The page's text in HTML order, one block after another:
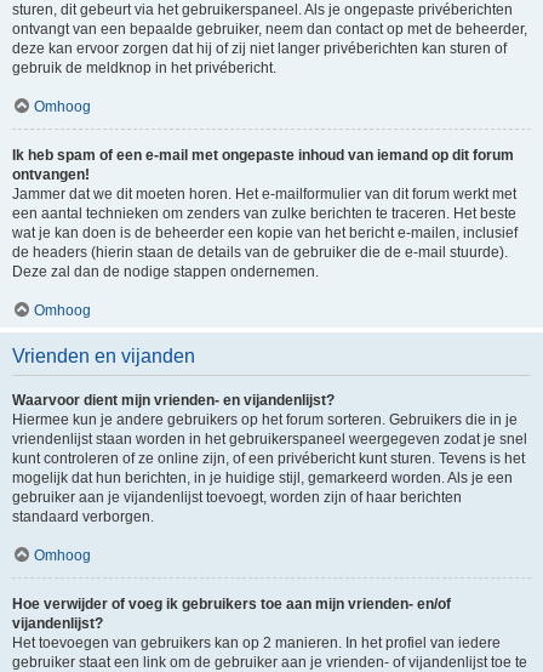
sturen, dit gebeurt via het gebruikerspaneel. Als je ongepaste privéberichten
ontvangt van een bepaalde gebruiker, neem dan contact op met de beheerder,
deze kan ervoor zorgen dat hij of zij niet langer privéberichten kan sturen of
gebruik de meldknop in het privébericht.
Omhoog
Ik heb spam of een e-mail met ongepaste inhoud van iemand op dit forum
ontvangen!
Jammer dat we dit moeten horen. Het e-mailformulier van dit forum werkt met
een aantal technieken om zenders van zulke berichten te traceren. Het beste
wat je kan doen is de beheerder een kopie van het bericht e-mailen, inclusief
de headers (hierin staan de details van de gebruiker die de e-mail stuurde).
Deze zal dan de nodige stappen ondernemen.
Omhoog
Vrienden en vijanden
Waarvoor dient mijn vrienden- en vijandenlijst?
Hiermee kun je andere gebruikers op het forum sorteren. Gebruikers die in je
vriendenlijst staan worden in het gebruikerspaneel weergegeven zodat je snel
kunt controleren of ze online zijn, of een privébericht kunt sturen. Tevens is het
mogelijk dat hun berichten, in je huidige stijl, gemarkeerd worden. Als je een
gebruiker aan je vijandenlijst toevoegt, worden zijn of haar berichten
standaard verborgen.
Omhoog
Hoe verwijder of voeg ik gebruikers toe aan mijn vrienden- en/of
vijandenlijst?
Het toevoegen van gebruikers kan op 2 manieren. In het profiel van iedere
gebruiker staat een link om de gebruiker aan je vrienden- of vijandenlijst toe te